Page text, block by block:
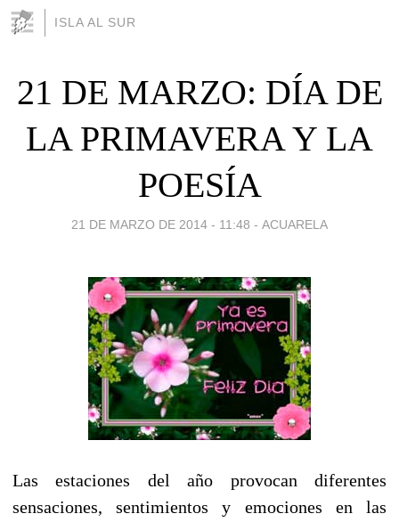
ISLA AL SUR
21 DE MARZO: DÍA DE
LA PRIMAVERA Y LA
POESÍA
21 DE MARZO DE 2014 - 11:48 - ACUARELA
Las estaciones del año provocan diferentes
sensaciones, sentimientos y emociones en las